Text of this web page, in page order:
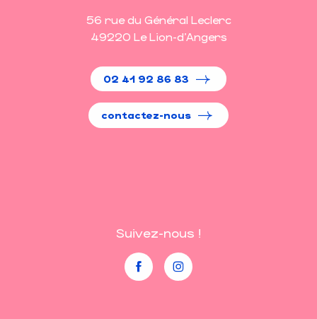
56 rue du Général Leclerc
49220 Le Lion-d'Angers
02 41 92 86 83
contactez-nous
Suivez-nous !